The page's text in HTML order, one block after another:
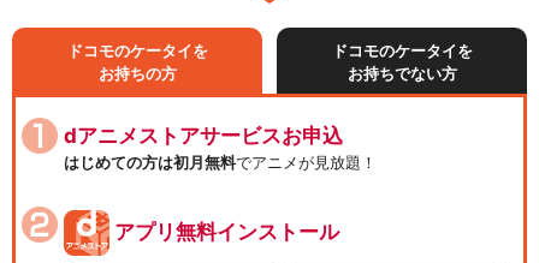
ドコモのケータイを
お持ちの方
ドコモのケータイを
お持ちでない方
dアニメストアサービスお申込
はじめての方は初月無料でアニメが見放題！
アプリ無料インストール